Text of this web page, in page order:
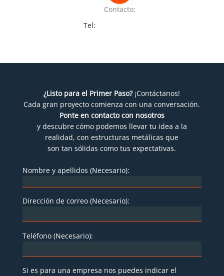
Contacto:
Tel:
¿Listo para el Primer Paso?¡Contáctanos!
Cada gran proyecto comienza con una conversación.
Ponte en contacto con nosotros
y descubre cómo podemos llevar tu idea a la
realidad, con estructuras metálicas que
son tan sólidas como tus expectativas.
Nombre y apellidos (Necesario):
Dirección de correo (Necesario):
Teléfono (Necesario):
Si es para una empresa nos puedes indicar el